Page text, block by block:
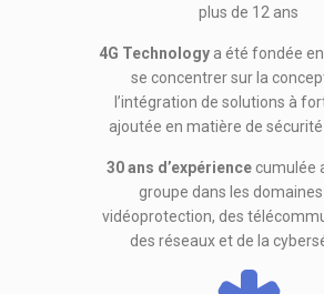
plus de 12 ans
4G Technology a été fondée
se concentrer sur la
l’intégration de solutions à
ajoutée en matière de
30 ans d’expériencecumulée
groupe dans les
vidéoprotection, des
des réseaux et de la